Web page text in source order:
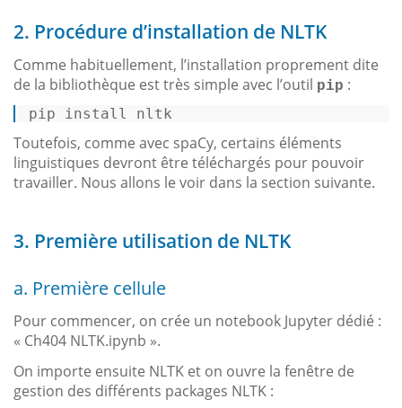
2. Procédure d’installation de NLTK
Comme habituellement, l’installation proprement dite
de la bibliothèque est très simple avec l’outil pip :
pip install nltk
Toutefois, comme avec spaCy, certains éléments
linguistiques devront être téléchargés pour pouvoir
travailler. Nous allons le voir dans la section suivante.
3. Première utilisation de NLTK
a. Première cellule
Pour commencer, on crée un notebook Jupyter dédié :
« Ch404 NLTK.ipynb ».
On importe ensuite NLTK et on ouvre la fenêtre de
gestion des différents packages NLTK :